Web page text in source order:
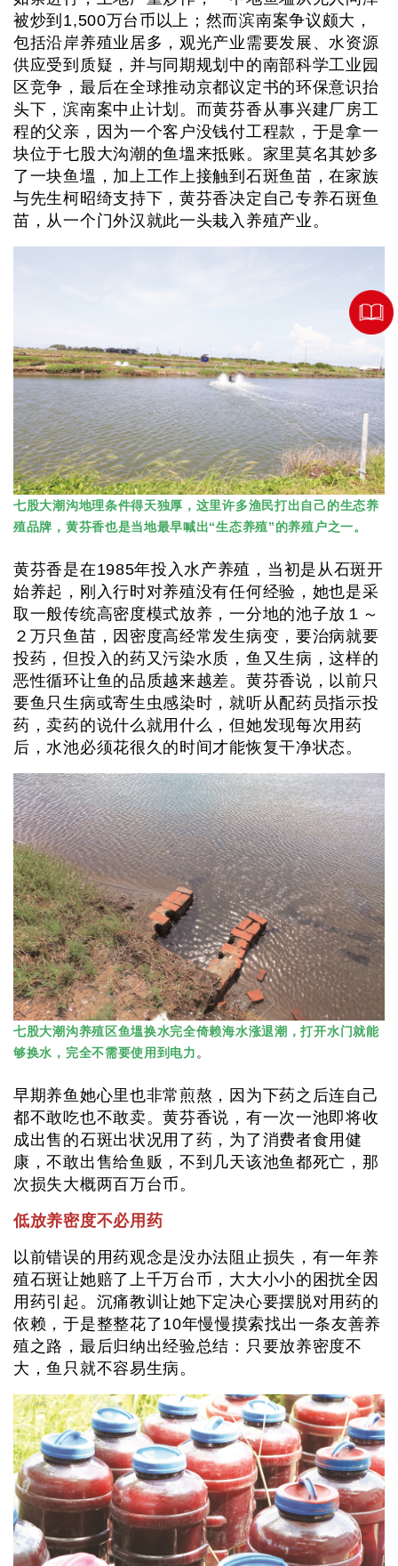
被炒到1,500万台币以上；然而滨南案争议颇大，
包括沿岸养殖业居多，观光产业需要发展、水资源
供应受到质疑，并与同期规划中的南部科学工业园
区竞争，最后在全球推动京都议定书的环保意识抬
头下，滨南案中止计划。而黄芬香从事兴建厂房工
程的父亲，因为一个客户没钱付工程款，于是拿一
块位于七股大沟潮的鱼塭来抵账。家里莫名其妙多
了一块鱼塭，加上工作上接触到石斑鱼苗，在家族
与先生柯昭绮支持下，黄芬香决定自己专养石斑鱼
苗，从一个门外汉就此一头栽入养殖产业。
七股大潮沟地理条件得天独厚，这里许多渔民打出自己的生态养
殖品牌，黄芬香也是当地最早喊出“生态养殖”的养殖户之一。
黄芬香是在1985年投入水产养殖，当初是从石斑开
始养起，刚入行时对养殖没有任何经验，她也是采
取一般传统高密度模式放养，一分地的池子放１～
２万只鱼苗，因密度高经常发生病变，要治病就要
投药，但投入的药又污染水质，鱼又生病，这样的
恶性循环让鱼的品质越来越差。黄芬香说，以前只
要鱼只生病或寄生虫感染时，就听从配药员指示投
药，卖药的说什么就用什么，但她发现每次用药
后，水池必须花很久的时间才能恢复干净状态。
七股大潮沟养殖区鱼塭换水完全倚赖海水涨退潮，打开水门就能
够换水，完全不需要使用到电力。
早期养鱼她心里也非常煎熬，因为下药之后连自己
都不敢吃也不敢卖。黄芬香说，有一次一池即将收
成出售的石斑出状况用了药，为了消费者食用健
康，不敢出售给鱼贩，不到几天该池鱼都死亡，那
次损失大概两百万台币。
低放养密度不必用药
以前错误的用药观念是没办法阻止损失，有一年养
殖石斑让她赔了上千万台币，大大小小的困扰全因
用药引起。沉痛教训让她下定决心要摆脱对用药的
依赖，于是整整花了10年慢慢摸索找出一条友善养
殖之路，最后归纳出经验总结：只要放养密度不
大，鱼只就不容易生病。